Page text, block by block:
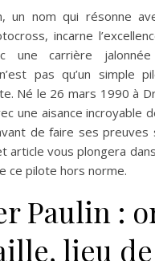
incarne
une carrière
pas qu’un simple
Né le 26 mars 1990 à
une aisance incroyable
de faire ses
article vous plongera
ce pilote hors norme.
Paulin :
lieu